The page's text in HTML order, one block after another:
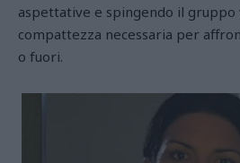
aspettative e spingendo il gruppo
compattezza necessaria per
o fuori.